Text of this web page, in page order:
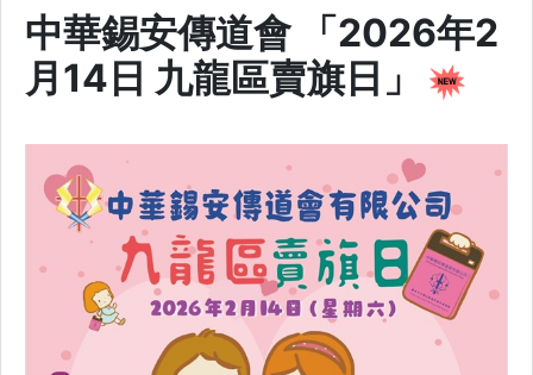
中華錫安傳道會 「2026年2
月14日 九龍區賣旗日」